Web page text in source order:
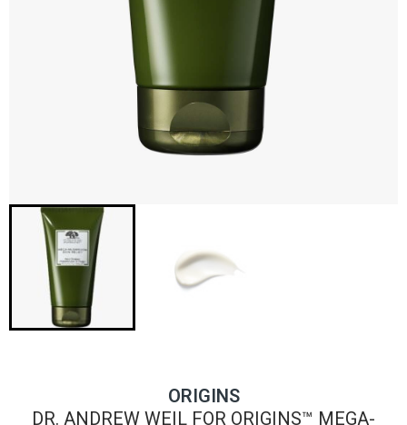
ORIGINS
DR. ANDREW WEIL FOR ORIGINS™ MEGA-